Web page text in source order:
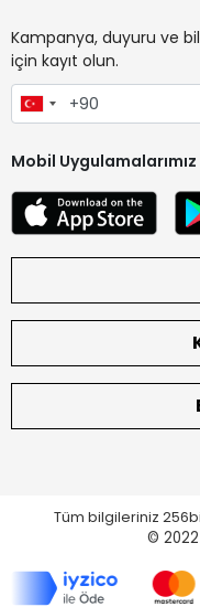
Kampanya, duyuru ve
için kayıt olun.
Mobil Uygulamalarımız
Tüm bilgileriniz
© 2022